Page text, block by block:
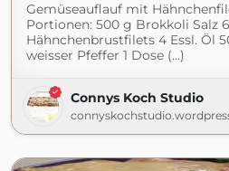
Gemüseauflauf mit
Portionen: 500 g Brokkoli Salz
Hähnchenbrustfilets 4 Essl. Öl
weisser Pfeffer 1 Dose (...)
Connys Koch Studio